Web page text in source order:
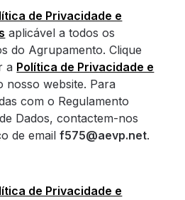
de Privacidade e
aplicável a todos os
do Agrupamento. Clique
a Política de Privacidade e
nosso website. Para
com o Regulamento
Dados, contactem-nos
de emailf575@aevp.net.
de Privacidade e